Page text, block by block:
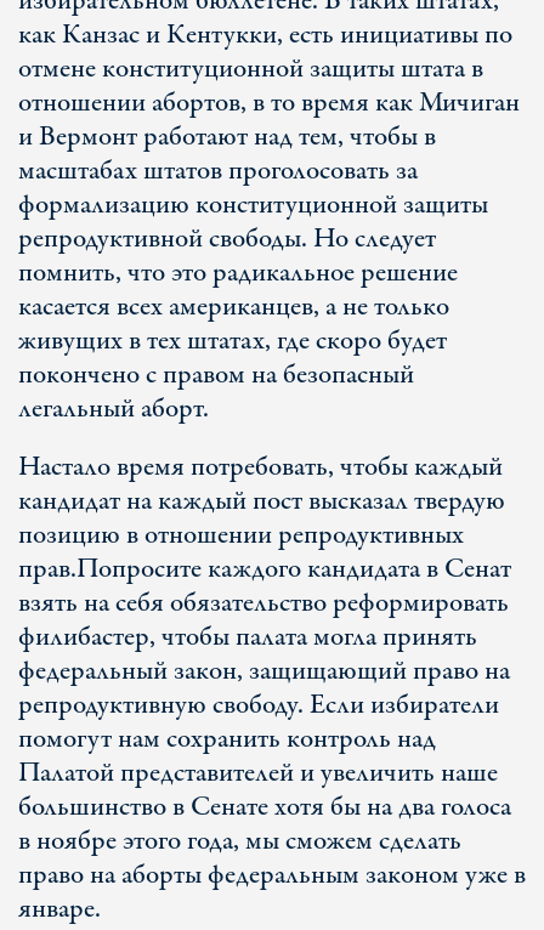
как Канзас и Кентукки, есть инициативы по
отмене конституционной защиты штата в
отношении абортов, в то время как Мичиган
и Вермонт работают над тем, чтобы в
масштабах штатов проголосовать за
формализацию конституционной защиты
репродуктивной свободы. Но следует
помнить, что это радикальное решение
касается всех американцев, а не только
живущих в тех штатах, где скоро будет
покончено с правом на безопасный
легальный аборт.
Настало время потребовать, чтобы каждый
кандидат на каждый пост высказал твердую
позицию в отношении репродуктивных
прав.Попросите каждого кандидата в Сенат
взять на себя обязательство реформировать
филибастер, чтобы палата могла принять
федеральный закон, защищающий право на
репродуктивную свободу. Если избиратели
помогут нам сохранить контроль над
Палатой представителей и увеличить наше
большинство в Сенате хотя бы на два голоса
в ноябре этого года, мы сможем сделать
право на аборты федеральным законом уже в
январе.